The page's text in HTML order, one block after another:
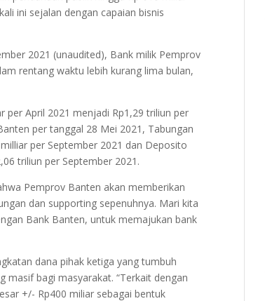
kali ini sejalan dengan capaian bisnis
2021 (unaudited), Bank milik Pemprov
rentang waktu lebih kurang lima bulan,
per April 2021 menjadi Rp1,29 triliun per
per tanggal 28 Mei 2021, Tabungan
per September 2021 dan Deposito
triliun per September 2021.
Pemprov Banten akan memberikan
dan supporting sepenuhnya. Mari kita
Bank Banten, untuk memajukan bank
dana pihak ketiga yang tumbuh
masif bagi masyarakat. “Terkait dengan
+/- Rp400 miliar sebagai bentuk